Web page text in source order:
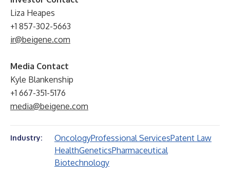
Liza Heapes
+1 857-302-5663
ir@beigene.com
Media Contact
Kyle Blankenship
+1 667-351-5176
media@beigene.com
Industry: OncologyProfessional ServicesPatent Law
HealthGeneticsPharmaceutical
Biotechnology